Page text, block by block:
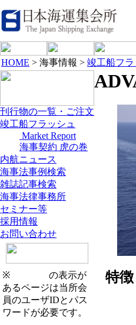
HOME > 海事情報 > 竣工船フラ
刊行物の一覧・ご注文
竣工船フラッシュ
Market Report
海事契約 虎の巻
内航ニュース
海事法事例検索
雑誌記事検索
海事法律事務所
セミナー等
採用情報
お問い合わせ
※
の表示が
あるページは当所会
員のユーザIDとパス
ワードが必要です。
特徴